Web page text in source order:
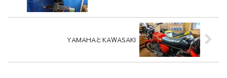
YAMAHAとKAWASAKI